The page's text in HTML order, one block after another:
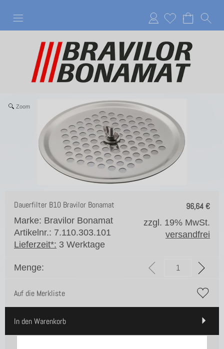
Anmelden
Zoom
96,64€
Dauerfilter B10 Bravilor Bonamat
Marke: Bravilor Bonamat
Artikelnr.: 7.110.303.101
Lieferzeit*: 3 Werktage
zzgl. 19% MwSt.
versandfrei
Menge:
Auf die Merkliste
In den Warenkorb